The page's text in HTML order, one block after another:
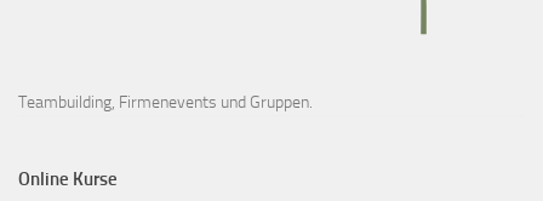
Teambuilding, Firmenevents und Gruppen.
Online Kurse